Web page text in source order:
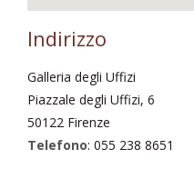
Indirizzo
Galleria degli Uffizi
Piazzale degli Uffizi, 6
50122 Firenze
Telefono: 055 238 8651